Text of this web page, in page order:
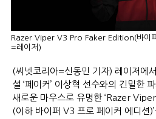
Razer Viper V3 Pro Faker Edition(바이
=레이저)
(씨넷코리아=신동민 기자) 레이저에
설 ‘페이커’ 이상혁 선수와의 긴밀한
새로운 마우스로 유명한 ‘Razer
(이하 바이퍼 V3 프로 페이커 에디션